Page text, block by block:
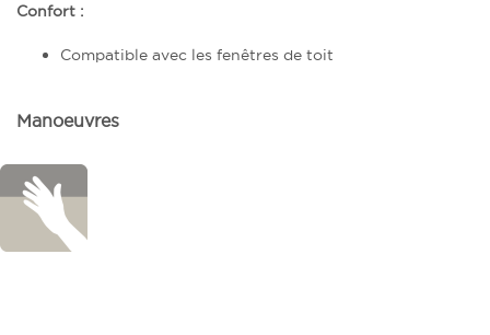
Confort :
Compatible avec les fenêtres de toit
Manoeuvres